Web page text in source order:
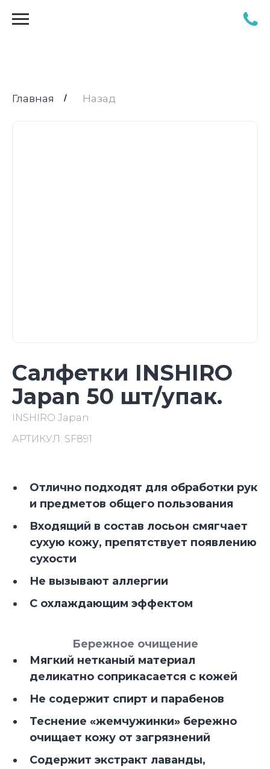
Главная / Назад
Салфетки INSHIRO
Japan 50 шт/упак.
INSHIRO Japan
АРТИКУЛ: SF891
Отлично подходят для обработки рук
и предметов общего пользования
Входящий в состав лосьон смягчает
сухую кожу, препятствует появлению
сухости
Не вызывают аллергии
С охлаждающим эффектом
Бережное очищение
Мягкий нетканый материал
деликатно соприкасается с кожей
Не содержит спирт и парабенов
Теснение «жемчужинки» бережно
очищает кожу от загрязнений
Содержит экстракт лаванды,